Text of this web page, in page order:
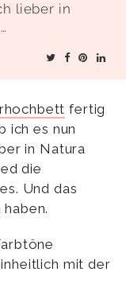
lieber in
fertig
ich es nun
in Natura
die
Und das
mit der